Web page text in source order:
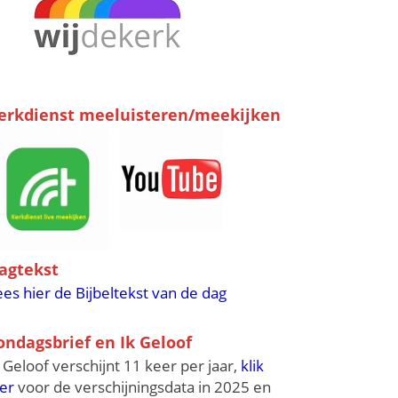
meeluisteren/meekijken
hier de Bijbeltekst van de dag
en Ik Geloof
Geloof verschijnt 11 keer per jaar, klik
voor de verschijningsdata in 2025 en